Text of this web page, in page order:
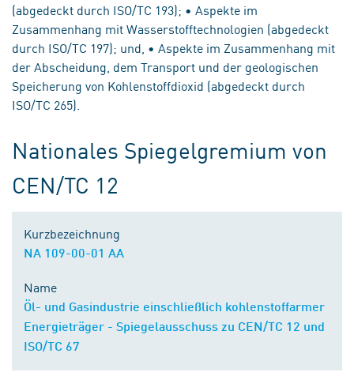
(abgedeckt durch ISO/TC 193); • Aspekte im
Zusammenhang mit Wasserstofftechnologien (abgedeckt
durch ISO/TC 197); und, • Aspekte im Zusammenhang mit
der Abscheidung, dem Transport und der geologischen
Speicherung von Kohlenstoffdioxid (abgedeckt durch
ISO/TC 265).
Nationales Spiegelgremium von
CEN/TC 12
Kurzbezeichnung
NA 109-00-01 AA
Name
Öl- und Gasindustrie einschließlich kohlenstoffarmer
Energieträger - Spiegelausschuss zu CEN/TC 12 und
ISO/TC 67